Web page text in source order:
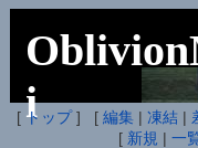
i
[ トップ] [編集 |凍結 |
[ 新規 |一